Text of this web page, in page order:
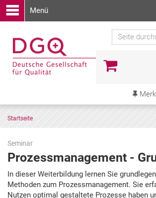
Menü
Startseite
Seminar
Prozessmanagement -
Zu
den
Terminen
In dieser Weiterbildung lernen Sie
Methoden zum Prozessmanagement. Sie
Nutzen optimal gestaltete Prozesse haben